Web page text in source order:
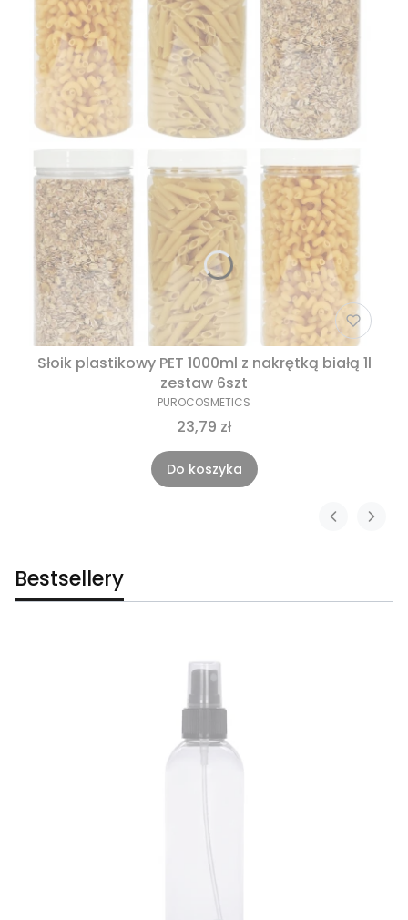
Słoik plastikowy PET 1000ml z nakrętką białą 1l
zestaw 6szt
PUROCOSMETICS
23,79 zł
Do koszyka
Bestsellery